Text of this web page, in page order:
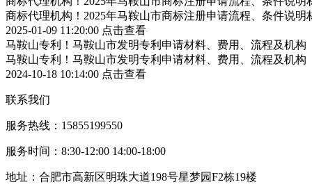
商标代理机构！2025年马鞍山市商标注册申请流程、条件说明
2025-01-09 11:20:00 点击查看
马鞍山专利！马鞍山市发明专利申请材料、费用、流程及机构
马鞍山专利！马鞍山市发明专利申请材料、费用、流程及机构
2024-10-18 10:14:00 点击查看
联系我们
服务热线：15855199550
服务时间：8:30-12:00 14:00-18:00
地址：合肥市高新区明珠大道198号星梦园F2栋19楼